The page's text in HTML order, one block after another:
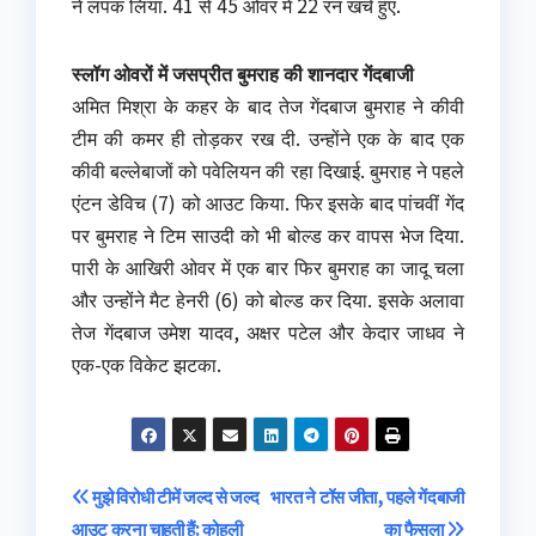
स्लॉग ओवरों में जसप्रीत बुमराह की शानदार गेंदबाजी
अमित मिश्रा के कहर के बाद तेज गेंदबाज बुमराह ने कीवी
टीम की कमर ही तोड़कर रख दी. उन्होंने एक के बाद एक
कीवी बल्लेबाजों को पवेलियन की रहा दिखाई. बुमराह ने पहले
एंटन डेविच (7) को आउट किया. फिर इसके बाद पांचवीं गेंद
पर बुमराह ने टिम साउदी को भी बोल्ड कर वापस भेज दिया.
पारी के आखिरी ओवर में एक बार फिर बुमराह का जादू चला
और उन्होंने मैट हेनरी (6) को बोल्ड कर दिया. इसके अलावा
तेज गेंदबाज उमेश यादव, अक्षर पटेल और केदार जाधव ने
एक-एक विकेट झटका.
Post
भारत ने टॉस जीता, पहले गेंदबाजी
का फैसला
मुझे विरोधी टीमें जल्द से जल्द
आउट करना चाहती हैं: कोहली